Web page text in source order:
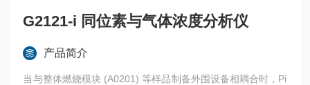
G2121-i 同位素与气体浓度分析仪
产品简介
当与整体燃烧模块 (A0201) 等样品制备外围设备相耦合时，Pi